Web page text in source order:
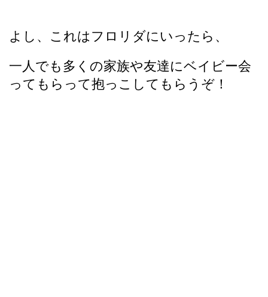
よし、これはフロリダにいったら、
一人でも多くの家族や友達にベイビー会
ってもらって抱っこしてもらうぞ！